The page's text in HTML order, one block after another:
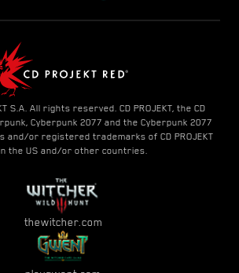
S.A. All rights reserved. CD PROJEKT, the CD
Cyberpunk 2077 and the Cyberpunk 2077
and/or registered trademarks of CD PROJEKT
the US and/or other countries.
thewitcher.com